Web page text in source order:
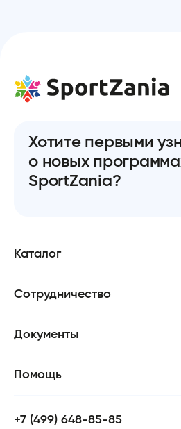
Хотите первыми
о новых
SportZania?
Каталог
Сотрудничество
Документы
Помощь
+7 (499) 648-85-85